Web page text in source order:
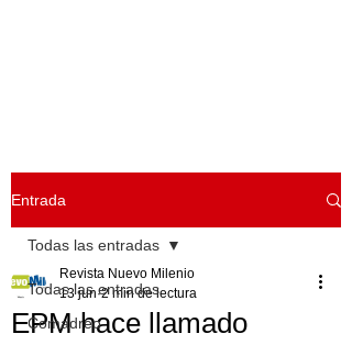
Entrada
Todas las entradas
Comadreo
Todas las entradas
EPM hace llamado
Revista Nuevo Milenio
13 jun 2 min de lectura